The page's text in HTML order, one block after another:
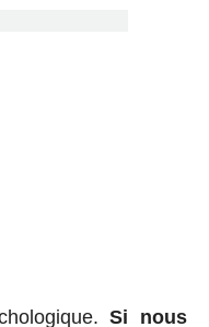
Si nous